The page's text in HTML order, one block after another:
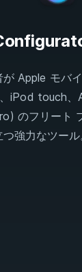
が Apple モバ
iPod touch、
のフリート
強力なツール